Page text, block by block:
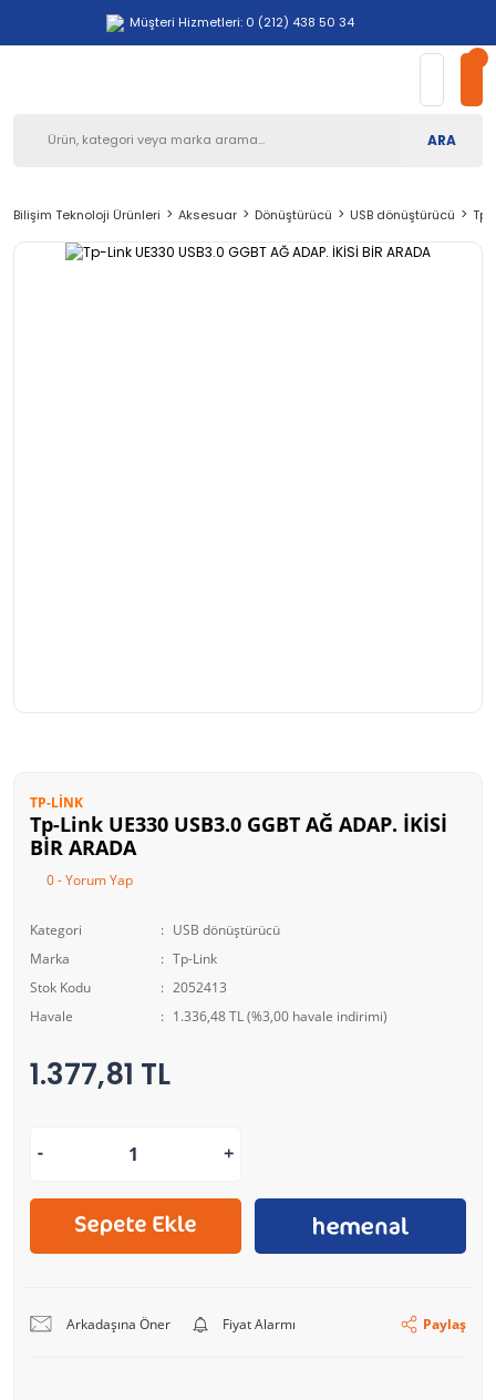
Müşteri Hizmetleri: 0 (212) 438 50 34
ARA
Bilişim Teknoloji Ürünleri Aksesuar Dönüştürücü USB dönüştürücü Tp-
TP-LINK
Tp-Link UE330 USB3.0 GGBT AĞ ADAP. İKİSİ
BİR ARADA
0 - Yorum Yap
Kategori
USB dönüştürücü
Marka
Tp-Link
Stok Kodu
2052413
Havale
1.336,48 TL (%3,00 havale indirimi)
1.377,81 TL
Arkadaşına Öner Fiyat Alarmı Paylaş